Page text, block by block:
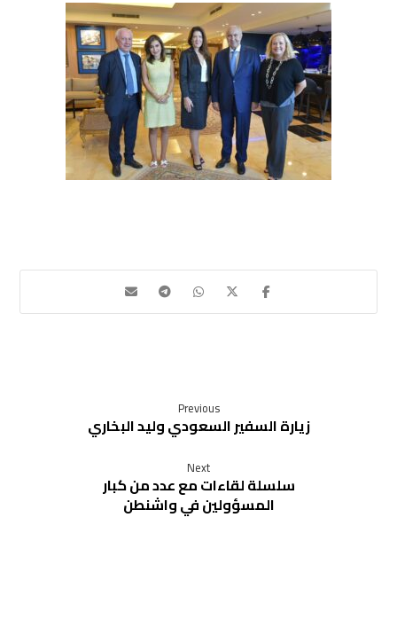
Previous
زيارة السفير السعودي وليد البخاري
Next
سلسلة لقاءات مع عدد من كبار
المسؤولين في واشنطن